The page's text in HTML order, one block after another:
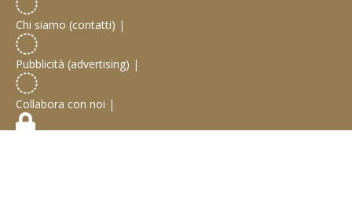
Chi siamo (contatti) |
Pubblicità (advertising) |
Collabora con noi |